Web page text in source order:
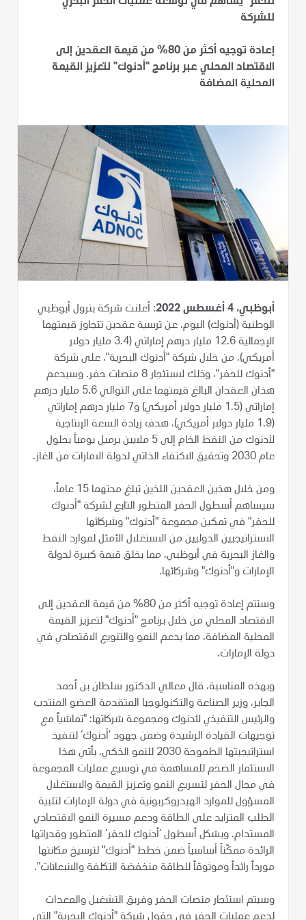
للشركة
إعادة توجيه أكثر من 80% من قيمة العقدين إلى
الاقتصاد المحلي عبر برنامج "أدنوك" لتعزيز القيمة
المحلية المضافة
أبوظبي، 4 أغسطس 2022
: أعلنت شركة بترول أبوظبي
الوطنية (أدنوك) اليوم، عن ترسية عقدين تتجاوز قيمتهما
الإجمالية 12.6 مليار درهم إماراتي (3.4 مليار دولار
أمريكي)، من خلال شركة "أدنوك البحرية"، على شركة
"أدنوك للحفر"، وذلك لاستئجار 8 منصات حفر. وسيدعم
هذان العقدان البالغ قيمتهما على التوالي 5.6 مليار درهم
إماراتي (1.5 مليار دولار أمريكي) و7 مليار درهم إماراتي
(1.9 مليار دولار أمريكي)، هدف زيادة السعة الإنتاجية
لأدنوك من النفط الخام إلى 5 ملايين برميل يومياً بحلول
عام 2030 وتحقيق الاكتفاء الذاتي لدولة الامارات من الغاز.
ومن خلال هذين العقدين اللذين تبلغ مدتهما 15 عاماً،
سيساهم أسطول الحفر المتطور التابع لشركة "أدنوك
للحفر" في تمكين مجموعة "أدنوك" وشركائها
الاستراتيجيين الدوليين من الاستغلال الأمثل لموارد النفط
والغاز البحرية في أبوظبي، مما يخلق قيمة كبيرة لدولة
الإمارات و"أدنوك" وشركائها.
وستتم إعادة توجيه أكثر من 80% من قيمة العقدين إلى
الاقتصاد المحلي من خلال برنامج "أدنوك" لتعزيز القيمة
المحلية المضافة، مما يدعم النمو والتنويع الاقتصادي في
دولة الإمارات.
وبهذه المناسبة، قال معالي الدكتور سلطان بن أحمد
الجابر، وزير الصناعة والتكنولوجيا المتقدمة العضو المنتدب
والرئيس التنفيذي لأدنوك ومجموعة شركاتها: "تماشياً مع
توجيهات القيادة الرشيدة وضمن جهود ’أدنوك‘ لتنفيذ
استراتيجيتها الطموحة 2030 للنمو الذكي، يأتي هذا
الاستثمار الضخم للمساهمة في توسيع عمليات المجموعة
في مجال الحفر لتسريع النمو وتعزيز القيمة والاستغلال
المسؤول للموارد الهيدروكربونية في دولة الإمارات لتلبية
الطلب المتزايد على الطاقة ودعم مسيرة النمو الاقتصادي
المستدام. ويشكل أسطول ’أدنوك للحفر‘ المتطور وقدراتها
الرائدة ممكّناً أساسياً ضمن خطط "أدنوك" لترسيخ مكانتها
مورداً رائداً وموثوقاً للطاقة منخفضة التكلفة والانبعاثات".
وسيتم استئجار منصات الحفر وفريق التشغيل والمعدات
لدعم عمليات الحفر في حقول شركة "أدنوك البحرية" التي